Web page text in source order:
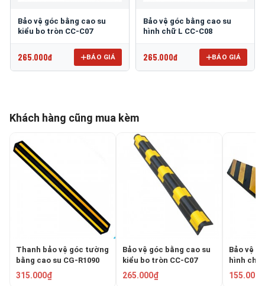
Bảo vệ góc bằng cao su
kiểu bo tròn CC-C07
265.000đ BÁO GIÁ
Bảo vệ góc bằng cao su
hình chữ L CC-C08
265.000đ BÁO GIÁ
Khách hàng cũng mua kèm
Thanh bảo vệ góc tường
bằng cao su CG-R1090
315.000₫
Bảo vệ góc bằng cao su
kiểu bo tròn CC-C07
265.000₫
Bảo vệ
hình chữ
155.000₫